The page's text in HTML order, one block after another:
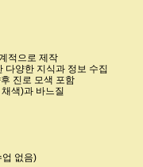
적으로 제작
다양한 지식과 정보 수집
진로 모색 포함
색)과 바느질
업 없음)